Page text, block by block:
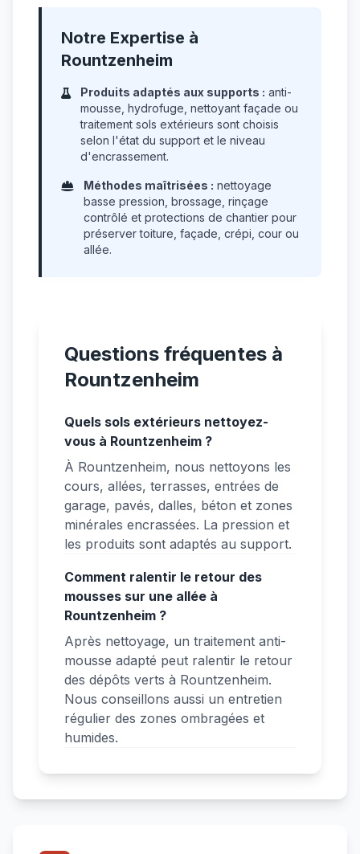
Notre Expertise à
Rountzenheim
Produits adaptés aux supports : anti-
mousse, hydrofuge, nettoyant façade ou
traitement sols extérieurs sont choisis
selon l'état du support et le niveau
d'encrassement.
Méthodes maîtrisées : nettoyage
basse pression, brossage, rinçage
contrôlé et protections de chantier pour
préserver toiture, façade, crépi, cour ou
allée.
Questions fréquentes à
Rountzenheim
Quels sols extérieurs nettoyez-
vous à Rountzenheim ?
À Rountzenheim, nous nettoyons les
cours, allées, terrasses, entrées de
garage, pavés, dalles, béton et zones
minérales encrassées. La pression et
les produits sont adaptés au support.
Comment ralentir le retour des
mousses sur une allée à
Rountzenheim ?
Après nettoyage, un traitement anti-
mousse adapté peut ralentir le retour
des dépôts verts à Rountzenheim.
Nous conseillons aussi un entretien
régulier des zones ombragées et
humides.